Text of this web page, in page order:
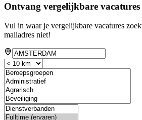
Ontvang vergelijkbare
Vul in waar je vergelijkbare vacatures
mailadres niet!